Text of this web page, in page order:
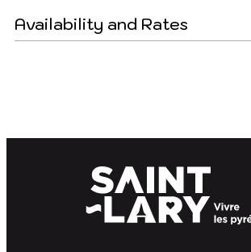
Availability and Rates